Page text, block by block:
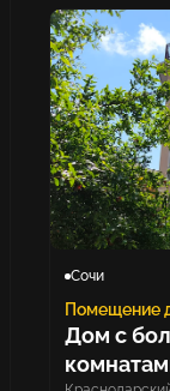
Сочи
Помещение
Дом с